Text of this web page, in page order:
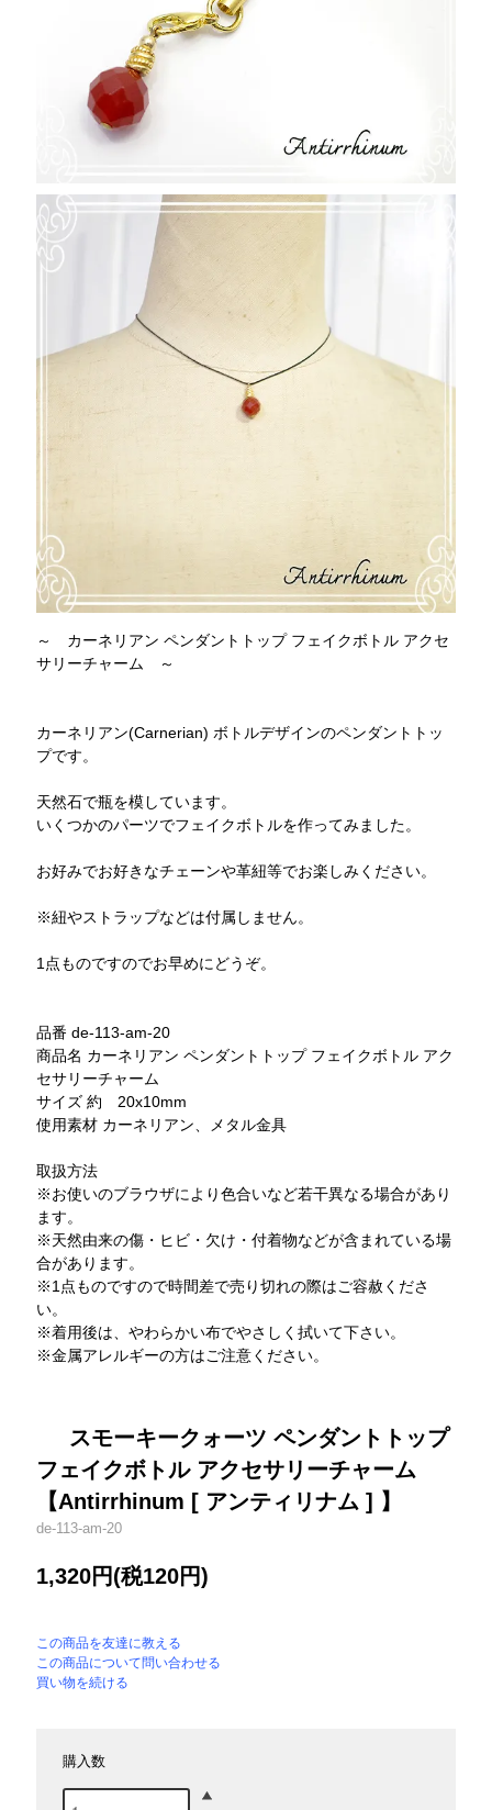
～ カーネリアン ペンダントトップ フェイクボトル アクセ
サリーチャーム ～
カーネリアン(Carnerian) ボトルデザインのペンダントトッ
プです。
天然石で瓶を模しています。
いくつかのパーツでフェイクボトルを作ってみました。
お好みでお好きなチェーンや革紐等でお楽しみください。
※紐やストラップなどは付属しません。
1点ものですのでお早めにどうぞ。
品番 de-113-am-20
商品名 カーネリアン ペンダントトップ フェイクボトル アク
セサリーチャーム
サイズ 約 20x10mm
使用素材 カーネリアン、メタル金具
取扱方法
※お使いのブラウザにより色合いなど若干異なる場合があり
ます。
※天然由来の傷・ヒビ・欠け・付着物などが含まれている場
合があります。
※1点ものですので時間差で売り切れの際はご容赦くださ
い。
※着用後は、やわらかい布でやさしく拭いて下さい。
※金属アレルギーの方はご注意ください。
スモーキークォーツ ペンダントトップ
フェイクボトル アクセサリーチャーム
【Antirrhinum [ アンティリナム ] 】
de-113-am-20
1,320円(税120円)
この商品を友達に教える
この商品について問い合わせる
買い物を続ける
購入数